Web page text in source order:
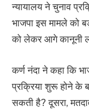
न्यायालय ने चुनाव
भाजपा इस मामले को
को लेकर आगे कानूनी
कर्ण नंदा ने कहा कि
प्रक्रिया शुरू होने के
सकती है? दूसरा,